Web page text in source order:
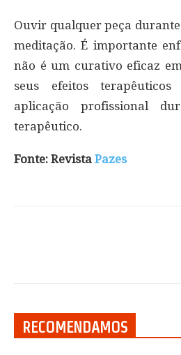
Ouvir qualquer peça
meditação. É importante
não é um curativo eficaz
seus efeitos
aplicação profissional
terapêutico.
Fonte: Revista Pazes
RECOMENDAMOS